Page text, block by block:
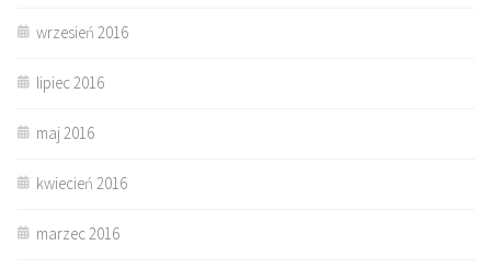
wrzesień 2016
lipiec 2016
maj 2016
kwiecień 2016
marzec 2016